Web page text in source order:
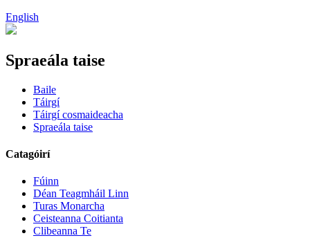
English
Spraeála taise
Baile
Táirgí
Táirgí cosmaideacha
Spraeála taise
Catagóirí
Fúinn
Déan Teagmháil Linn
Turas Monarcha
Ceisteanna Coitianta
Clibeanna Te